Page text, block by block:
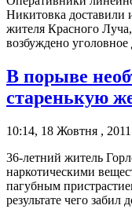
Никитовка доставили
жителя Красного
возбуждено
В порыве
старенькую
10:14, 18 Жовтня , 2011
36-летний житель
наркотическими
пагубным
результате чего забил